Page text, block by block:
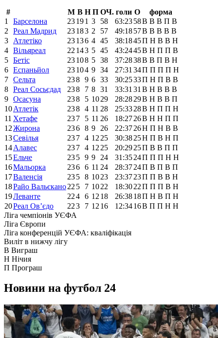
#
М В Н П ОЧ. голи О
форма
1
Барселона 23191 3 58 63:2358В В В П В
2
Реал Мадрид 23183 2 57 49:1857В В В В В
3
Атлетіко 23136 4 45 38:1845П Н В В Н
4 Вільяреал 22 143 5 45 43:2445В Н П П В
5 Бетіс 23108 5 38 37:2838В В П В Н
6 Еспаньйол 23104 9 34 27:31 34П П П П Н
7 Сельта 238 9 6 33 30:2533П Н П В В
8 Реал Сосьєдад 238 7 8 31 33:31 31 В Н В В В
9 Осасуна 238 5 1029 28:2829В Н В В П
10Атлетік 238 4 11 28 25:3328В Н П П Н
11 Хетафе 237 5 11 26 18:2726В Н Н П П
12Жирона 236 8 9 26 22:3726Н П Н В В
13Севілья 237 4 12 25 30:3825Н П В Н П
14Алавес 237 4 12 25 20:2925П В В П П
15Ельче 235 9 9 24 31:3524П П П Н Н
16Мальорка 236 6 11 24 28:3724П В П В П
17Валенсія 235 8 1023 23:3723П П В В Н
18Райо Вальєкано22 5 7 1022 18:3022П П П В Н
19Леванте 224 6 12 18 26:3818П Н В П Н
20Реал Ов’єдо 223 7 12 16 12:3416В П П Н Н
Ліга чемпіонів УЄФА
Ліга Європи
Ліга конференцій УЄФА: кваліфікація
Виліт в нижчу лігу
В Виграш
Н Нічия
П Програш
Новини на футбол 24